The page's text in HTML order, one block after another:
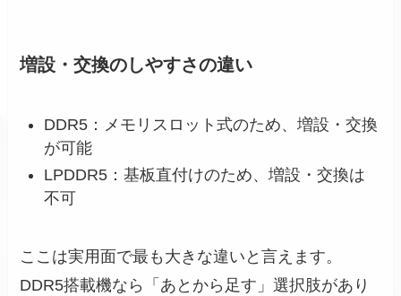
増設・交換のしやすさの違い
DDR5：メモリスロット式のため、増設・交換
が可能
LPDDR5：基板直付けのため、増設・交換は
不可
ここは実用面で最も大きな違いと言えます。
DDR5搭載機なら「あとから足す」選択肢があり